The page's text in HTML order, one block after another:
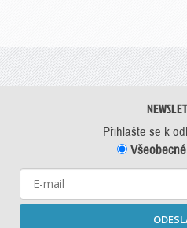
Přihlašte se k
Všeobecné